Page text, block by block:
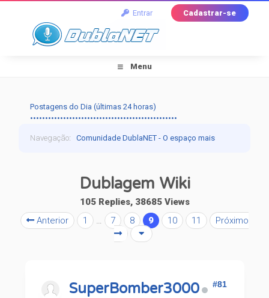
Entrar Cadastrar-se
Menu
Postagens do Dia (últimas 24 horas)
•••••••••••••••••••••••••••••••••••••••••••••••••
Navegação:Comunidade DublaNET - O espaço mais
Dublagem Wiki
105 Replies, 38685 Views
Anterior
1 … 7 8 9 10 11 Próximo
SuperBomber3000 #81